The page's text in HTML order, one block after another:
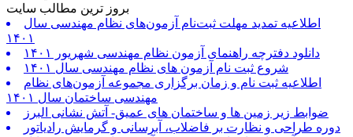
بروز ترین مطالب سایت
اطلاعیه تمدید مهلت ثبت‌نام آزمون‌های نظام مهندسی سال
۱۴۰۱
دانلود دفترچه راهنمای آزمون نظام مهندسی شهریور ۱۴۰۱
شروع ثبت نام آزمون های نظام مهندسی سال ۱۴۰۱
اطلاعیه ثبت نام و زمان برگزاری مجموعه آزمون‌های نظام
مهندسی ساختمان سال ۱۴۰۱
ضوابط زیر زمین ها و ساختمان های عمیق- آتش نشانی البرز
دوره طراحی و نظارت بر فاضلاب، آبرسانی و گرمایش رادیاتور